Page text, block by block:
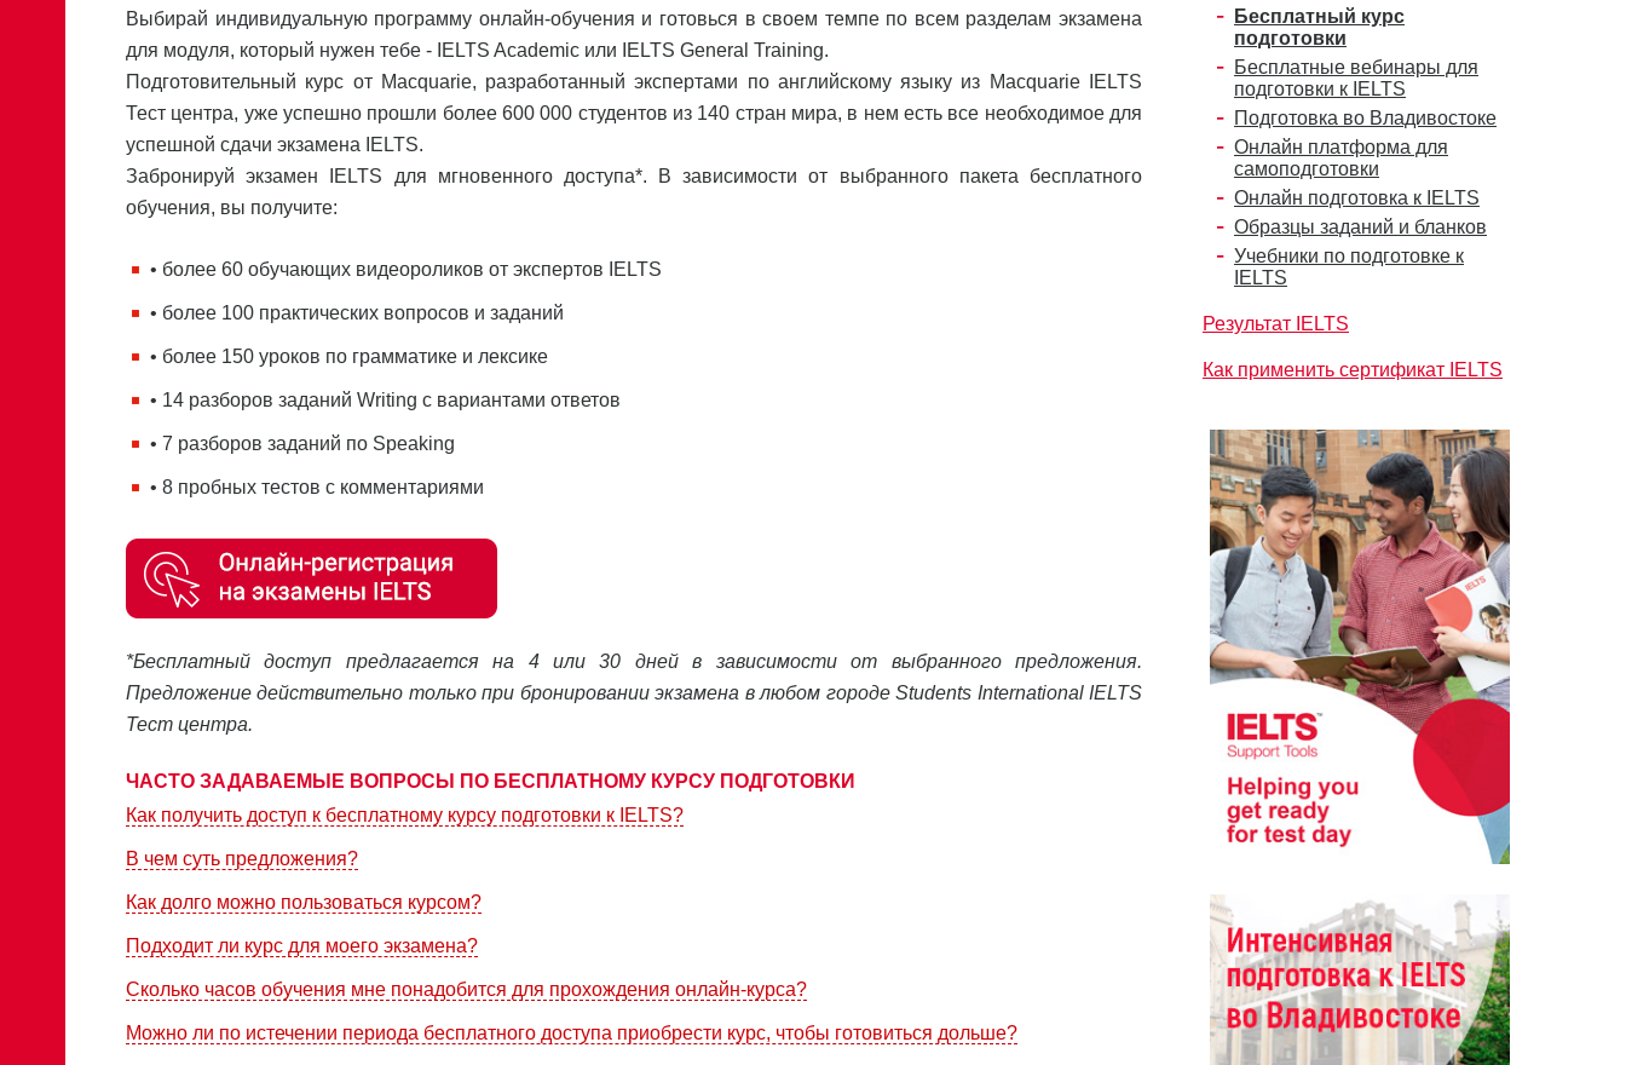
Выбирай индивидуальную программу онлайн-обучения и готовься в своем темпе по всем разделам экзамена
для модуля, который нужен тебе - IELTS Academic или IELTS General Training.
Подготовительный курс от Macquarie, разработанный экспертами по английскому языку из Macquarie IELTS
Тест центра, уже успешно прошли более 600 000 студентов из 140 стран мира, в нем есть все необходимое для
успешной сдачи экзамена IELTS.
Забронируй экзамен IELTS для мгновенного доступа*. В зависимости от выбранного пакета бесплатного
обучения, вы получите:
• более 60 обучающих видеороликов от экспертов IELTS
• более 100 практических вопросов и заданий
• более 150 уроков по грамматике и лексике
• 14 разборов заданий Writing с вариантами ответов
• 7 разборов заданий по Speaking
• 8 пробных тестов с комментариями
*Бесплатный доступ предлагается на 4 или 30 дней в зависимости от выбранного предложения.
Предложение действительно только при бронировании экзамена в любом городе Students International IELTS
Тест центра.
ЧАСТО ЗАДАВАЕМЫЕ ВОПРОСЫ ПО БЕСПЛАТНОМУ КУРСУ ПОДГОТОВКИ
Как получить доступ к бесплатному курсу подготовки к IELTS?
В чем суть предложения?
Как долго можно пользоваться курсом?
Подходит ли курс для моего экзамена?
Сколько часов обучения мне понадобится для прохождения онлайн-курса?
Можно ли по истечении периода бесплатного доступа приобрести курс, чтобы готовиться дольше?
Бесплатный курс
подготовки
Бесплатные вебинары для
подготовки к IELTS
Подготовка во Владивостоке
Онлайн платформа для
самоподготовки
Онлайн подготовка к IELTS
Образцы заданий и бланков
Учебники по подготовке к
IELTS
Результат IELTS
Как применить сертификат IELTS